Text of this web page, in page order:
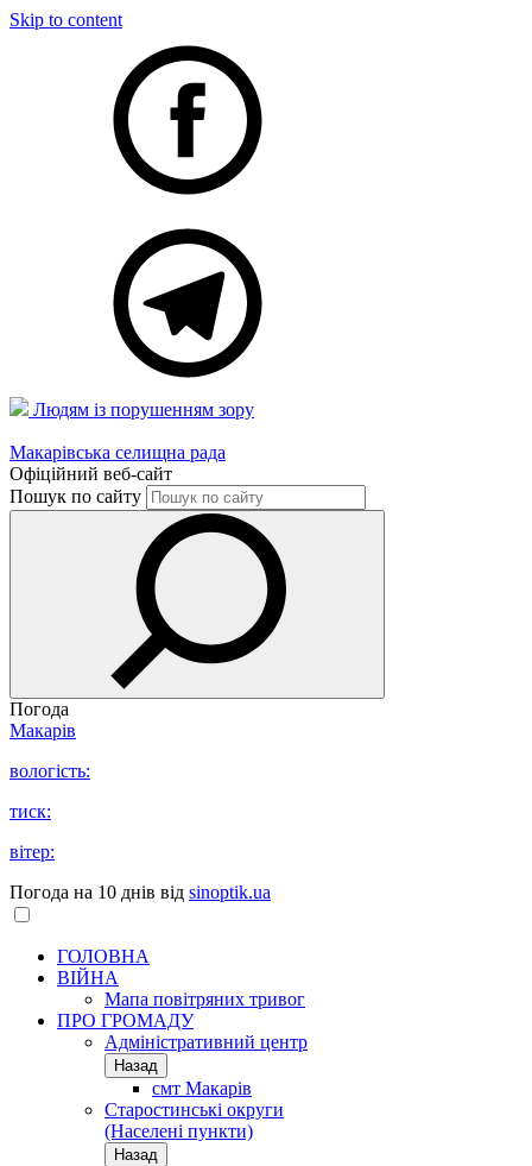
Skip to content
Людям із порушенням зору
Макарівська селищна рада
Офіційний веб-сайт
Пошук по сайту
Погода
Макарів
вологість:
тиск:
вітер:
Погода на 10 днів від sinoptik.ua
ГОЛОВНА
ВІЙНА
Мапа повітряних тривог
ПРО ГРОМАДУ
Aдміністративний центр
Назад
смт Макарів
Старостинські округи
(Населені пункти)
Назад